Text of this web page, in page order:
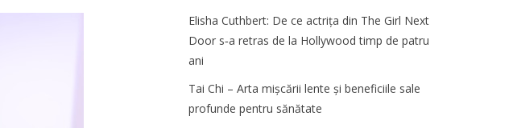
Elisha Cuthbert: De ce actrița din The Girl Next
Door s‑a retras de la Hollywood timp de patru
ani
Tai Chi – Arta mișcării lente și beneficiile sale
profunde pentru sănătate